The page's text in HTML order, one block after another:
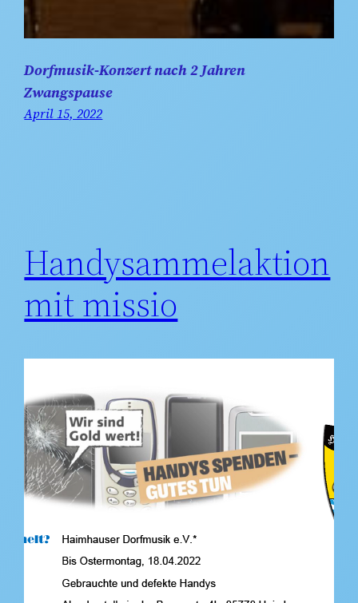
Dorfmusik-Konzert nach 2 Jahren
Zwangspause
April 15, 2022
Handysammelaktion
mit missio